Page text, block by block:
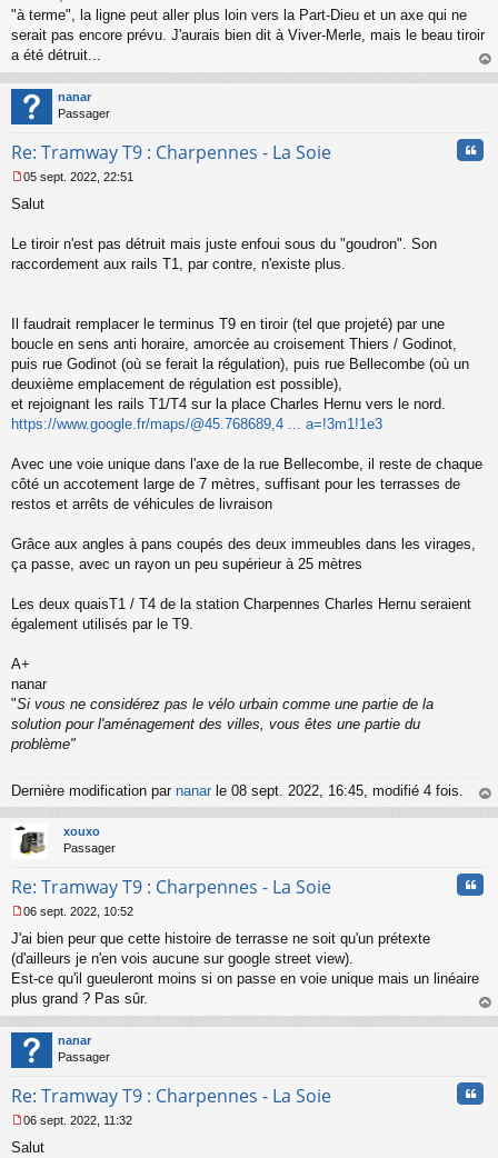
s
s
a
g
n
o
l
u
"à terme", la ligne peut aller plus loin vers la Part-Dieu et un axe qui ne
serait pas encore prévu. J'aurais bien dit à Viver-Merle, mais le beau tiroir
a été détruit...
au
nanar
Passager
Re: Tramway T9 : Charpennes - La Soie
e
s
g
o
n
u
05 sept. 2022, 22:51
Salut
Le tiroir n'est pas détruit mais juste enfoui sous du "goudron". Son
raccordement aux rails T1, par contre, n'existe plus.
Il faudrait remplacer le terminus T9 en tiroir (tel que projeté) par une
boucle en sens anti horaire, amorcée au croisement Thiers / Godinot,
puis rue Godinot (où se ferait la régulation), puis rue Bellecombe (où un
deuxième emplacement de régulation est possible),
et rejoignant les rails T1/T4 sur la place Charles Hernu vers le nord.
https://www.google.fr/maps/@45.768689,4 ... a=!3m1!1e3
Avec une voie unique dans l'axe de la rue Bellecombe, il reste de chaque
côté un accotement large de 7 mètres, suffisant pour les terrasses de
restos et arrêts de véhicules de livraison
Grâce aux angles à pans coupés des deux immeubles dans les virages,
ça passe, avec un rayon un peu supérieur à 25 mètres
Les deux quaisT1 / T4 de la station Charpennes Charles Hernu seraient
également utilisés par le T9.
A+
nanar
"Si vous ne considérez pas le vélo urbain comme une partie de la
solution pour l'aménagement des villes, vous êtes une partie du
problème"
Dernière modification par nanar le 08 sept. 2022, 16:45, modifié 4 fois.
au
xouxo
Passager
Re: Tramway T9 : Charpennes - La Soie
e
s
s
g
n
o
l
u
06 sept. 2022, 10:52
J'ai bien peur que cette histoire de terrasse ne soit qu'un prétexte
(d'ailleurs je n'en vois aucune sur google street view).
Est-ce qu'il gueuleront moins si on passe en voie unique mais un linéaire
plus grand ? Pas sûr.
au
nanar
Passager
Re: Tramway T9 : Charpennes - La Soie
e
06 sept. 2022, 11:32
Salut